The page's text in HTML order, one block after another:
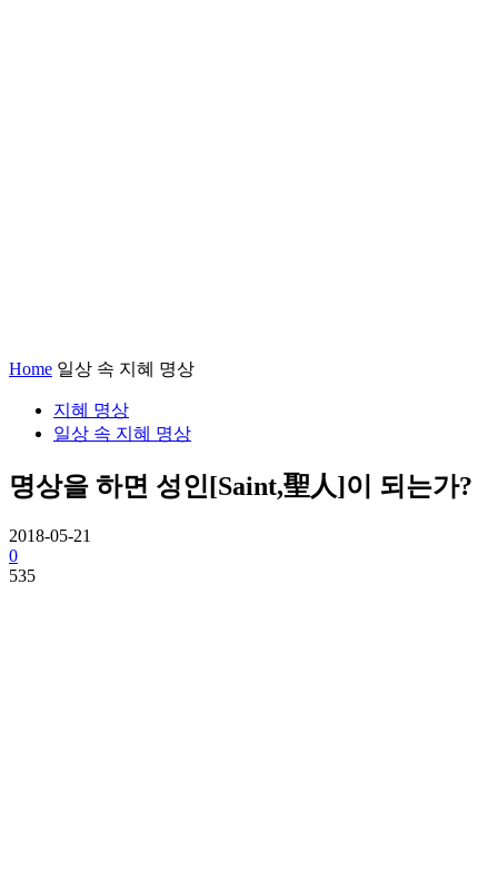
Home 일상 속 지혜 명상
지혜 명상
일상 속 지혜 명상
명상을 하면 성인[Saint,聖人]이 되는가?
2018-05-21
0
535